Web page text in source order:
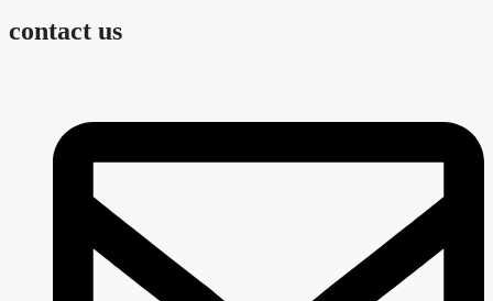
contact us